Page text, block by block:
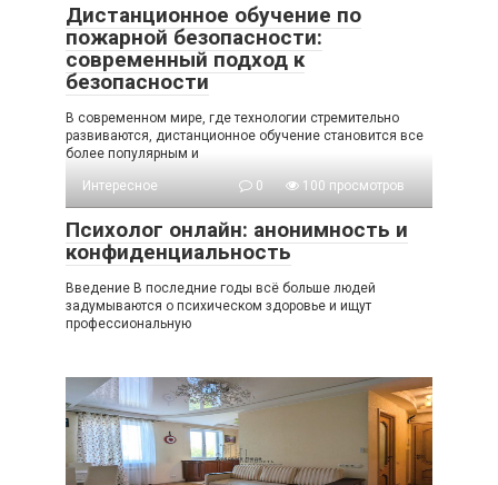
Дистанционное обучение по
пожарной безопасности:
современный подход к
безопасности
В современном мире, где технологии стремительно
развиваются, дистанционное обучение становится все
более популярным и
Интересное 0 100 просмотров
Психолог онлайн: анонимность и
конфиденциальность
Введение В последние годы всё больше людей
задумываются о психическом здоровье и ищут
профессиональную